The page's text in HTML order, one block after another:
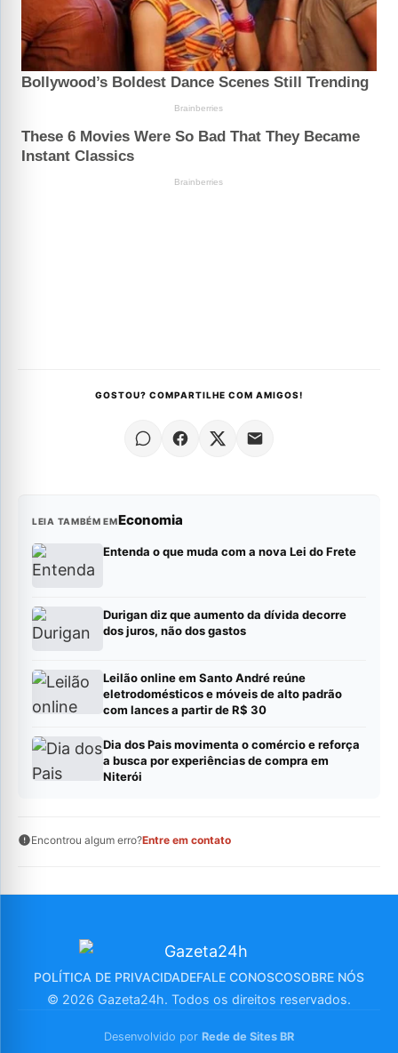
GOSTOU? COMPARTILHE COM AMIGOS!
LEIA TAMBÉM EMEconomia
Entenda o que muda com a nova Lei do Frete
Durigan diz que aumento da dívida decorre
dos juros, não dos gastos
Leilão online em Santo André reúne
eletrodomésticos e móveis de alto padrão
com lances a partir de R$ 30
Dia dos Pais movimenta o comércio e reforça
a busca por experiências de compra em
Niterói
Encontrou algum erro?Entre em contato
POLÍTICA DE PRIVACIDADEFALE CONOSCOSOBRE NÓS
© 2026 Gazeta24h. Todos os direitos reservados.
Desenvolvido por Rede de Sites BR